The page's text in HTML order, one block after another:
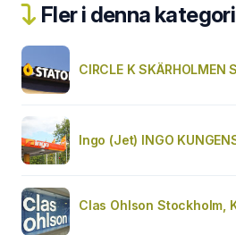
Fler i denna kategori
CIRCLE K SKÄRHOLMEN
Ingo (Jet) INGO
Clas Ohlson Stockholm,